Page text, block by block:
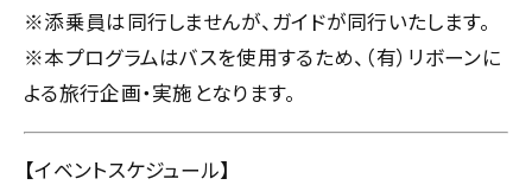
※添乗員は同行しませんが、ガイドが同行いたします。
※本プログラムはバスを使用するため、（有）リボーンに
よる旅行企画・実施となります。
【イベントスケジュール】